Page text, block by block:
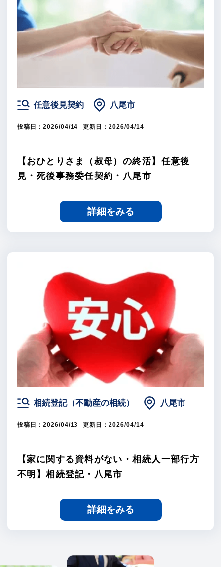
任意後見契約 八尾市
投稿日： 2026/04/14 更新日：2026/04/14
【おひとりさま（叔母）の終活】任意後
見・死後事務委任契約・八尾市
詳細をみる
相続登記（不動産の相続） 八尾市
投稿日： 2026/04/13 更新日：2026/04/14
【家に関する資料がない・相続人一部行方
不明】相続登記・八尾市
詳細をみる